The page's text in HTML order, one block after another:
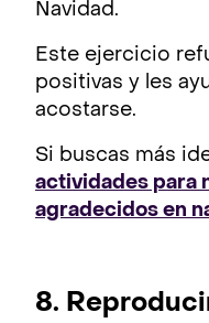
Navidad.
Este ejercicio
positivas y les
acostarse.
Si buscas más
actividades para
agradecidos en
8.